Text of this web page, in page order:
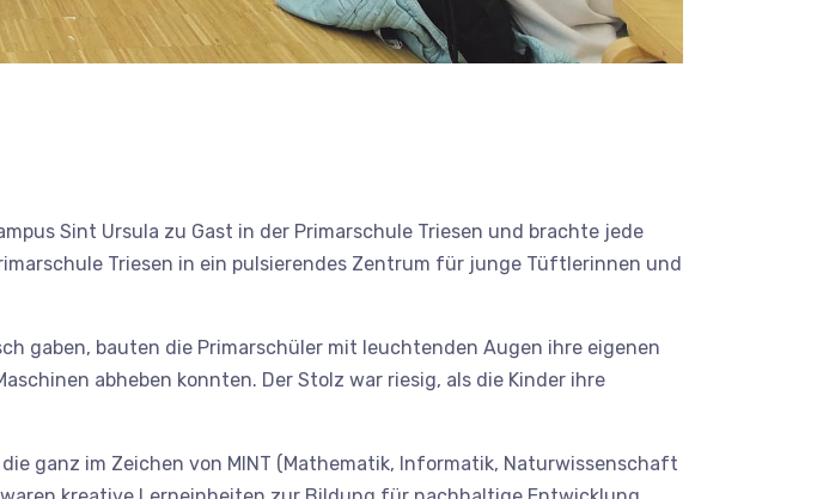
Sint Ursula zu Gast in der Primarschule Triesen und brachte jede
Triesen in ein pulsierendes Zentrum für junge Tüftlerinnen und
gaben, bauten die Primarschüler mit leuchtenden Augen ihre eigenen
abheben konnten. Der Stolz war riesig, als die Kinder ihre
ganz im Zeichen von MINT (Mathematik, Informatik, Naturwissenschaft